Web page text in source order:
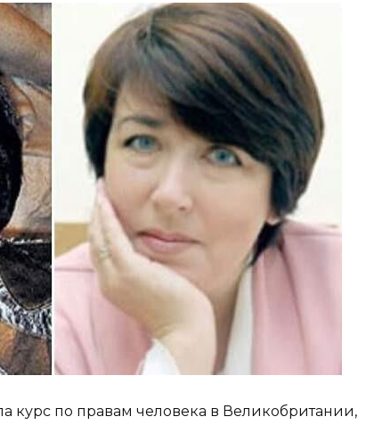
курс по правам человека в Великобритании,